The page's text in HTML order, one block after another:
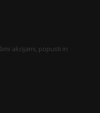
akcijami, popusti in